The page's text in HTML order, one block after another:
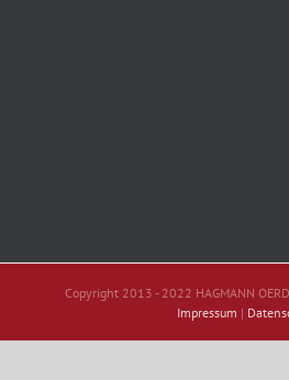
Copyright 2013 - 2022 HAGMANN
Impressum |